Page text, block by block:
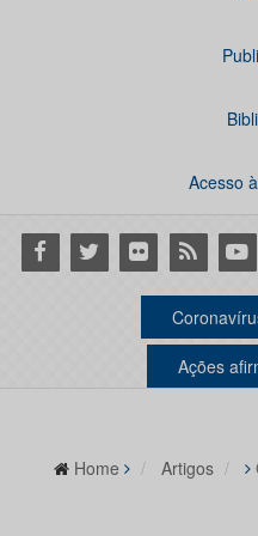
Acesso
Facebook
Twitter Flickr RSS
Ações
Home Artigos